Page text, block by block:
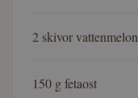
2 skivor vattenmelon
150 g fetaost